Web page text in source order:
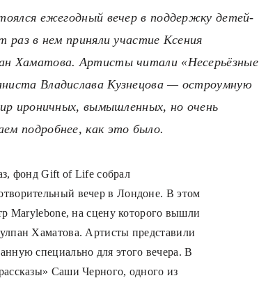
ежегодный вечер в поддержку детей-
в нем приняли участие Ксения
Хаматова. Артисты читали «Несерьёзные
Владислава Кузнецова — остроумную
ироничных, вымышленных, но очень
подробнее, как это было.
фонд Gift of Life собрал
вечер в Лондоне. В этом
Marylebone, на сцену которого вышли
Хаматова. Артисты представили
специально для этого вечера. В
Саши Черного, одного из